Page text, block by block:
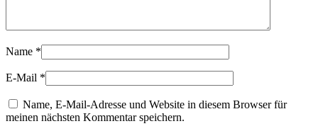
Name *
E-Mail *
Name, E-Mail-Adresse und Website in diesem Browser für
meinen nächsten Kommentar speichern.